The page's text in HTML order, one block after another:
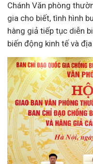
Chánh Văn phòng
gia cho biết, tình hình
hàng giả tiếp tục diễn
biến động kinh tế và